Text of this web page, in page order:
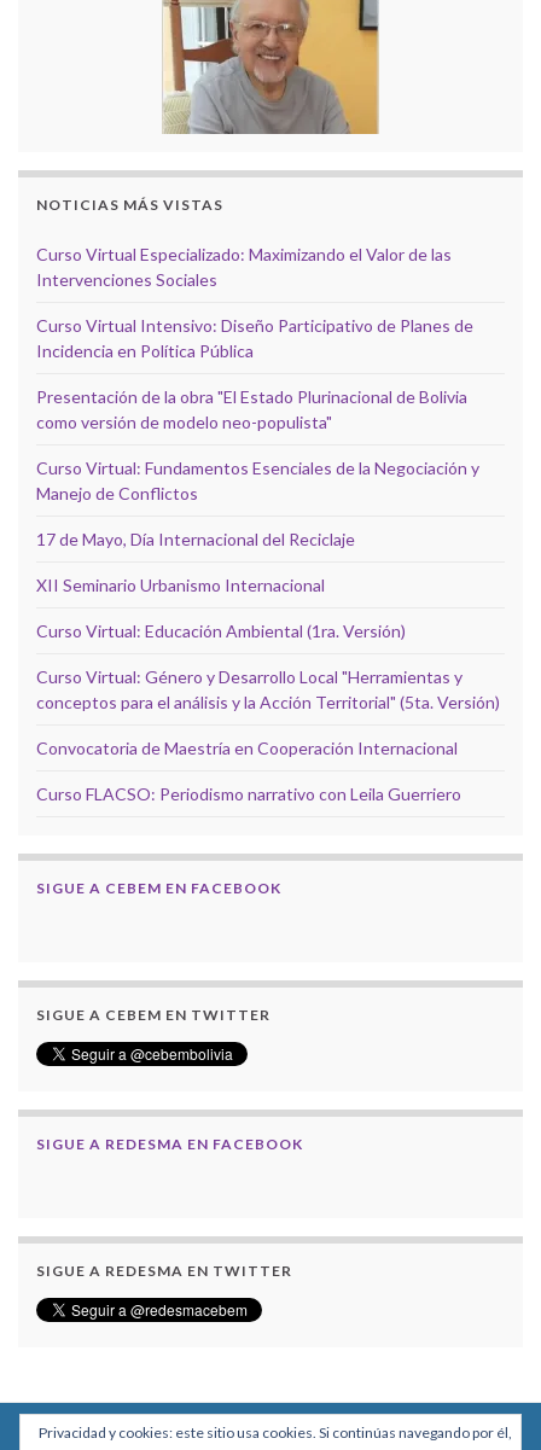
NOTICIAS MÁS VISTAS
Curso Virtual Especializado: Maximizando el Valor de las
Intervenciones Sociales
Curso Virtual Intensivo: Diseño Participativo de Planes de
Incidencia en Política Pública
Presentación de la obra "El Estado Plurinacional de Bolivia
como versión de modelo neo-populista"
Curso Virtual: Fundamentos Esenciales de la Negociación y
Manejo de Conflictos
17 de Mayo, Día Internacional del Reciclaje
XII Seminario Urbanismo Internacional
Curso Virtual: Educación Ambiental (1ra. Versión)
Curso Virtual: Género y Desarrollo Local "Herramientas y
conceptos para el análisis y la Acción Territorial" (5ta. Versión)
Convocatoria de Maestría en Cooperación Internacional
Curso FLACSO: Periodismo narrativo con Leila Guerriero
SIGUE A CEBEM EN FACEBOOK
SIGUE A CEBEM EN TWITTER
SIGUE A REDESMA EN FACEBOOK
SIGUE A REDESMA EN TWITTER
Privacidad y cookies: este sitio usa cookies. Si continúas navegando por él,